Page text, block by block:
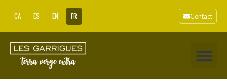
CA ES EN FR Contact